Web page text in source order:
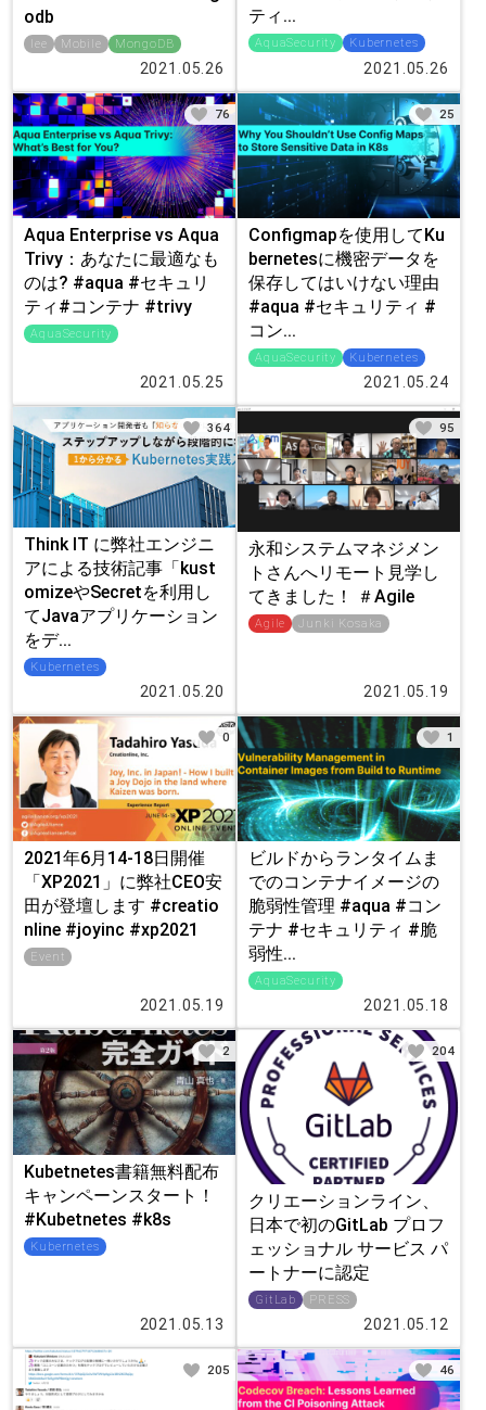
odb
lee Mobile MongoDB
2021.05.26
ティ...
AquaSecurity Kubernetes
2021.05.26
Aqua Enterprise vs Aqua
Trivy：あなたに最適なも
のは? #aqua #セキュリ
ティ#コンテナ #trivy
AquaSecurity
2021.05.25
76
Configmapを使用してKu
bernetesに機密データを
保存してはいけない理由
#aqua #セキュリティ #
コン...
AquaSecurity Kubernetes
2021.05.24
25
Think IT に弊社エンジニ
アによる技術記事「kust
omizeやSecretを利用し
てJavaアプリケーション
をデ...
Kubernetes
2021.05.20
364
永和システムマネジメン
トさんへリモート見学し
てきました！ ＃Agile
Agile Junki Kosaka
2021.05.19
95
2021年6月14-18日開催
「XP2021」に弊社CEO安
田が登壇します #creatio
nline #joyinc #xp2021
Event
2021.05.19
0
ビルドからランタイムま
でのコンテナイメージの
脆弱性管理 #aqua #コン
テナ #セキュリティ #脆
弱性...
AquaSecurity
2021.05.18
1
Kubetnetes書籍無料配布
キャンペーンスタート！
#Kubetnetes #k8s
Kubernetes
2021.05.13
2
クリエーションライン、
日本で初のGitLab プロフ
ェッショナル サービス パ
ートナーに認定
GitLab PRESS
2021.05.12
204
205 46